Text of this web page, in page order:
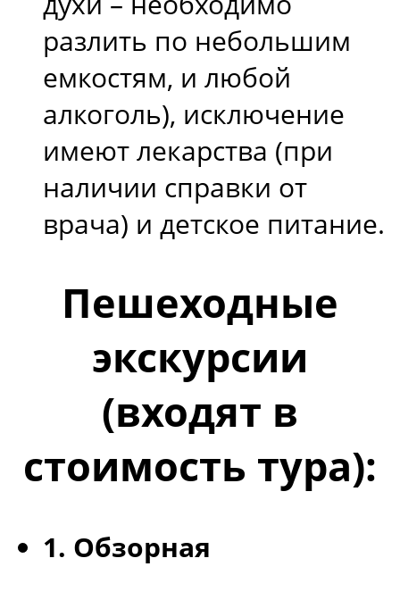
разлить по небольшим
емкостям, и любой
алкоголь), исключение
имеют лекарства (при
наличии справки от
врача) и детское питание.
Пешеходные
экскурсии
(входят в
стоимость тура):
1. Обзорная